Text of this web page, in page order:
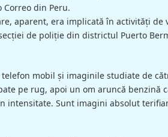
din Peru.
aparent, era implicată în activități de
de poliție din districtul Puerto
mobil și imaginile studiate de
pe rug, apoi un om aruncă benzină
intensitate. Sunt imagini absolut